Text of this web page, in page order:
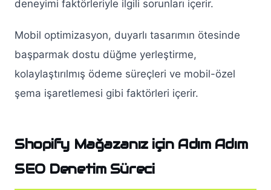
deneyimi faktörleriyle ilgili sorunları içerir.
Mobil optimizasyon, duyarlı tasarımın ötesinde
başparmak dostu düğme yerleştirme,
kolaylaştırılmış ödeme süreçleri ve mobil-özel
şema işaretlemesi gibi faktörleri içerir.
Shopify Mağazanız için Adım Adım
SEO Denetim Süreci